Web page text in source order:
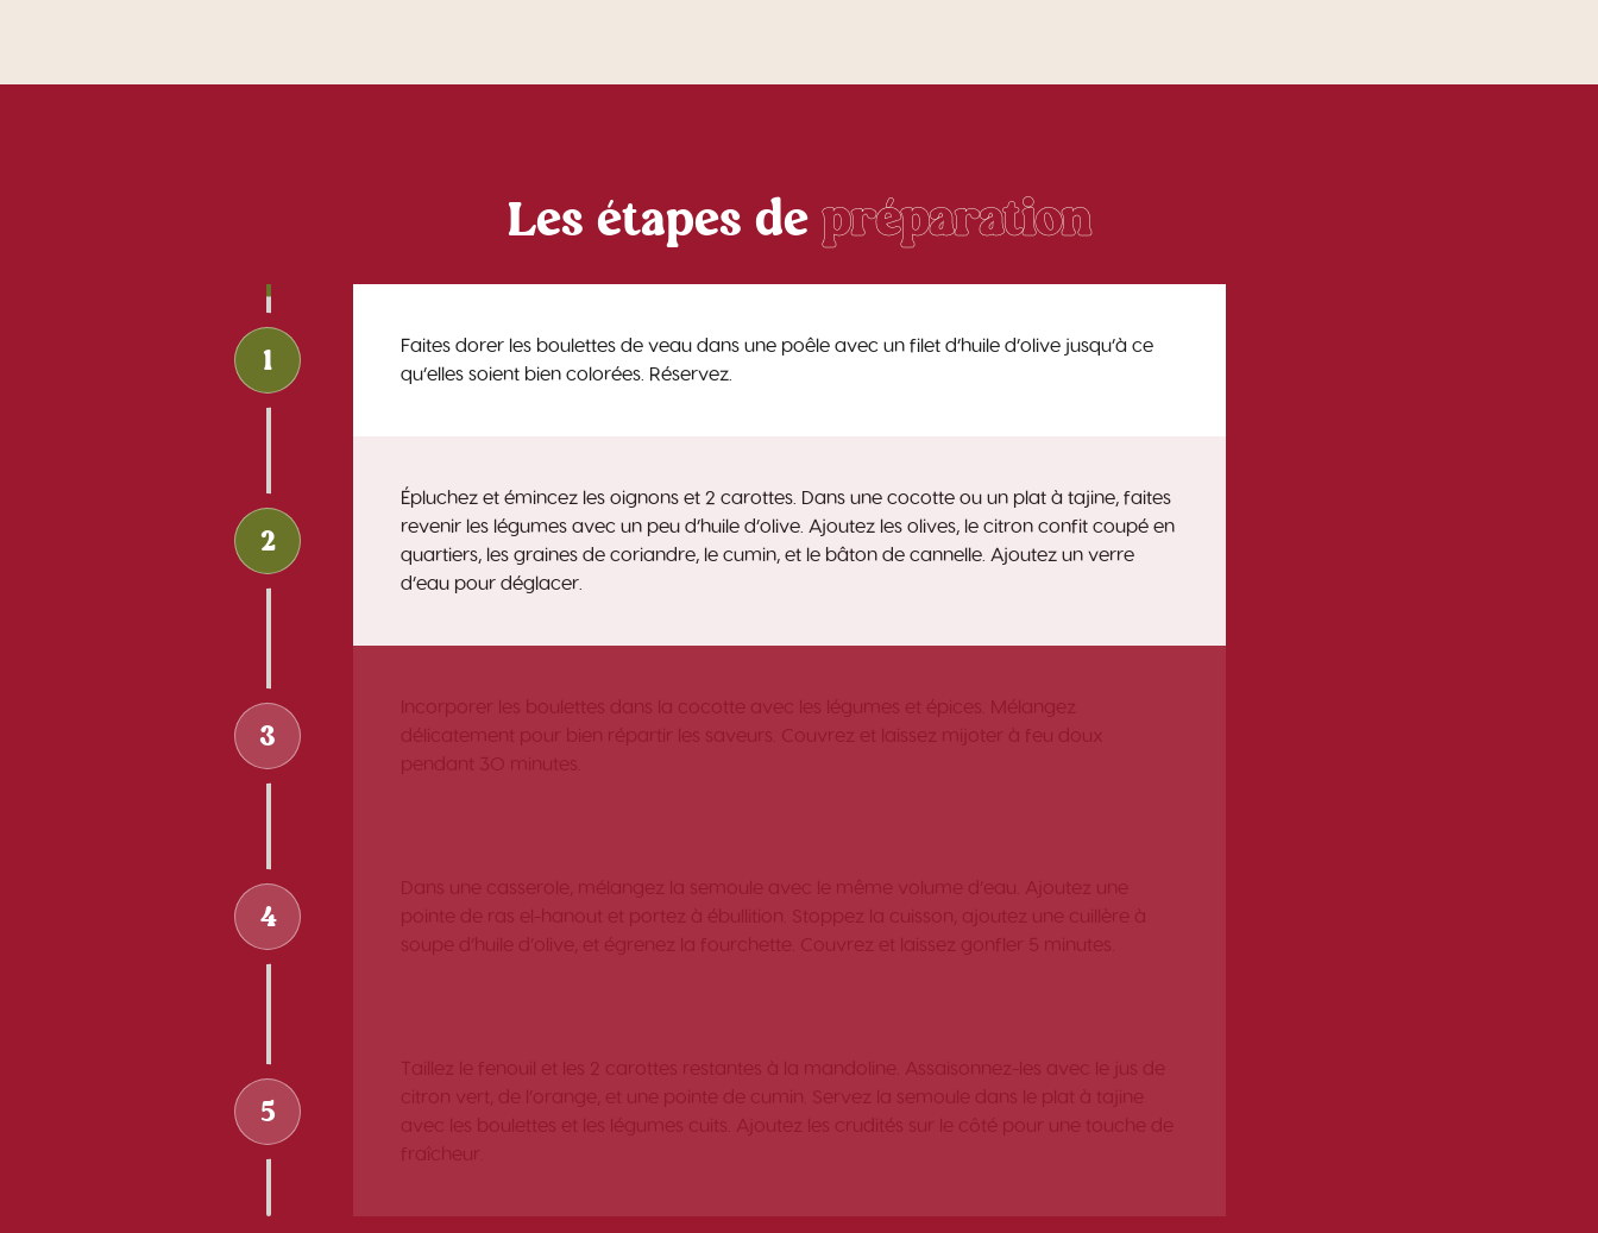
Les étapes de préparation
Faites dorer les boulettes de veau dans une poêle avec un filet d’huile d’olive jusqu’à ce
qu’elles soient bien colorées. Réservez.
1
Épluchez et émincez les oignons et 2 carottes. Dans une cocotte ou un plat à tajine, faites
revenir les légumes avec un peu d’huile d’olive. Ajoutez les olives, le citron confit coupé en
quartiers, les graines de coriandre, le cumin, et le bâton de cannelle. Ajoutez un verre
d’eau pour déglacer.
2
3
4
5